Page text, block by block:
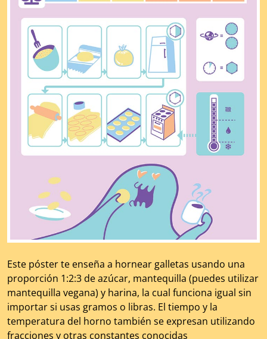
Este póster te enseña a hornear galletas usando una
proporción 1:2:3 de azúcar, mantequilla (puedes utilizar
mantequilla vegana) y harina, la cual funciona igual sin
importar si usas gramos o libras. El tiempo y la
temperatura del horno también se expresan utilizando
fracciones y otras constantes conocidas